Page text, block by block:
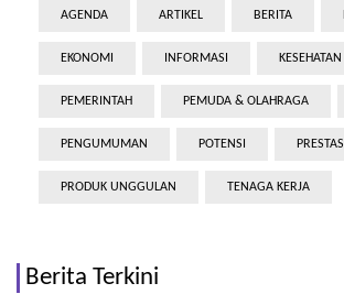
AGENDA ARTIKEL BERITA
EKONOMI INFORMASI KESEHATAN
PEMERINTAH PEMUDA & OLAHRAGA
PENGUMUMAN POTENSI PRESTASI
PRODUK UNGGULAN TENAGA KERJA
Berita Terkini